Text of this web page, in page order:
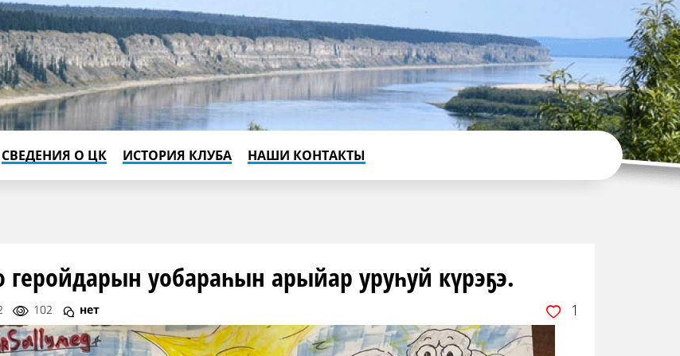
СВЕДЕНИЯ О ЦК ИСТОРИЯ КЛУБА НАШИ КОНТАКТЫ
геройдарын уобараһын арыйар уруһуй күрэҕэ.
102 нет 1